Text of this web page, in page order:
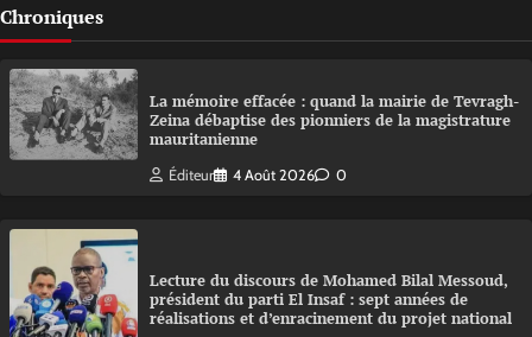
Chroniques
La mémoire effacée : quand la mairie de Tevragh-
Zeina débaptise des pionniers de la magistrature
mauritanienne
Éditeur 4 Août 2026 0
Lecture du discours de Mohamed Bilal Messoud,
président du parti El Insaf : sept années de
réalisations et d’enracinement du projet national